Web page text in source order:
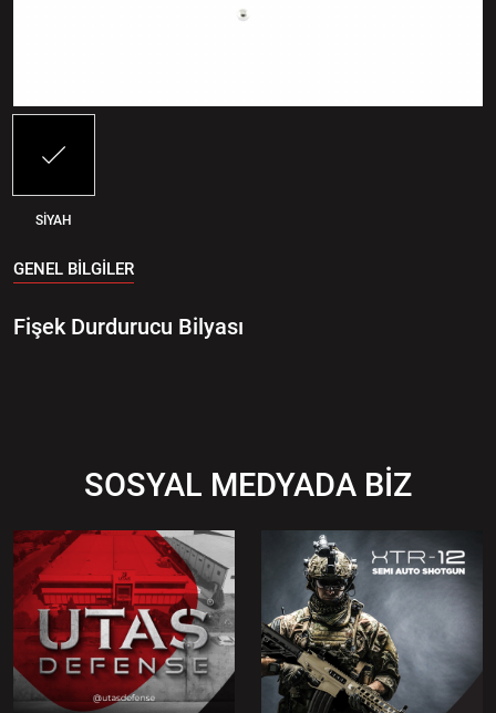
SİYAH
GENEL BİLGİLER
Fişek Durdurucu Bilyası
SOSYAL MEDYADA BİZ